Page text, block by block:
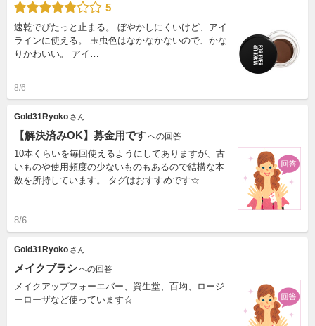
5
速乾でぴたっと止まる。 ぼやかしにくいけど、アイ
ラインに使える。 玉虫色はなかなかないので、かな
りかわいい。 アイ…
8/6
Gold31Ryoko さん
【解決済みOK】募金用ですへの回答
10本くらいを毎回使えるようにしてありますが、古
いものや使用頻度の少ないものもあるので結構な本
数を所持しています。 タグはおすすめです☆
8/6
Gold31Ryoko さん
メイクブラシへの回答
メイクアップフォーエバー、資生堂、百均、ロージ
ーローザなど使っています☆